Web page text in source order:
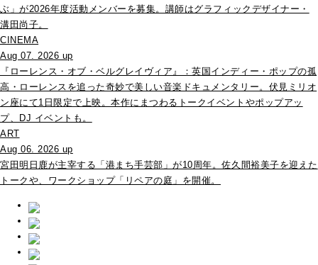
ぶ」が2026年度活動メンバーを募集。講師はグラフィックデザイナー・
溝田尚子。
CINEMA
Aug 07. 2026 up
『ローレンス・オブ・ベルグレイヴィア』：英国インディー・ポップの孤
高・ローレンスを追った奇妙で美しい音楽ドキュメンタリー。伏見ミリオ
ン座にて1日限定で上映。本作にまつわるトークイベントやポップアッ
プ、DJ イベントも。
ART
Aug 06. 2026 up
宮田明日鹿が主宰する「港まち手芸部」が10周年。佐久間裕美子を迎えた
トークや、ワークショップ「リペアの庭」を開催。